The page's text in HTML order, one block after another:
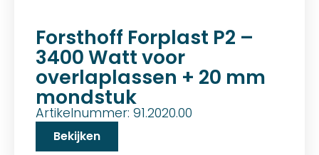
Forsthoff Forplast P2 –
3400 Watt voor
overlaplassen + 20 mm
mondstuk
Artikelnummer: 91.2020.00
Bekijken